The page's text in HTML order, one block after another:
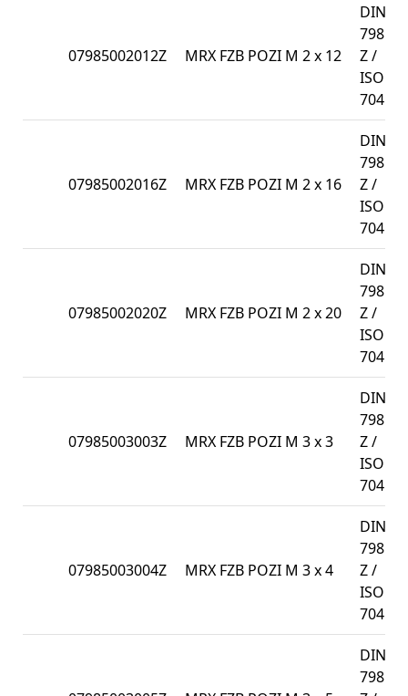
07985002012Z MRX FZB POZI M 2 x 12
DIN
7985-
Z /
ISO
7045
07985002016Z MRX FZB POZI M 2 x 16
DIN
7985-
Z /
ISO
7045
07985002020Z MRX FZB POZI M 2 x 20
DIN
7985-
Z /
ISO
7045
07985003003Z MRX FZB POZI M 3 x 3
DIN
7985-
Z /
ISO
7045
07985003004Z MRX FZB POZI M 3 x 4
DIN
7985-
Z /
ISO
7045
DIN
7985-